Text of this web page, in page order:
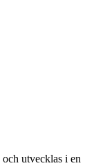
utvecklas i en